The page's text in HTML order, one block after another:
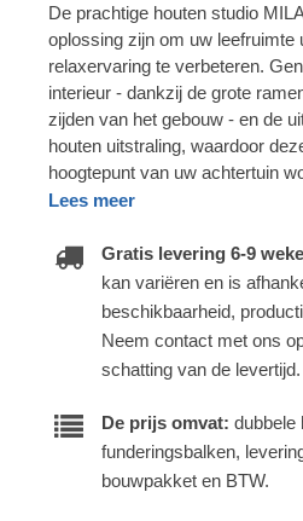
De prachtige houten studio
oplossing zijn om uw leefruimte
relaxervaring te verbeteren.
interieur - dankzij de grote
zijden van het gebouw - en de
houten uitstraling, waardoor
hoogtepunt van uw achtertuin
Lees meer
Gratis levering 6-9
kan variëren en is
beschikbaarheid,
Neem contact met ons
schatting van de levertijd.
De prijs omvat: dubbele
funderingsbalken,
bouwpakket en BTW.